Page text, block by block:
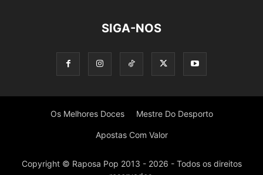
SIGA-NOS
Os Melhores Doces Mestre Do Desporto
Apostas Com Valor
Copyright © Raposa Pop 2013 - 2026 - Todos os direitos